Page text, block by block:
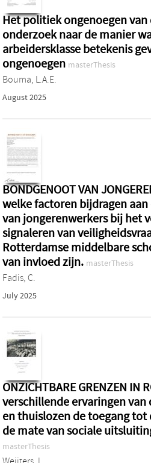
Het politiek ongenoegen van
onderzoek naar de manier
arbeidersklasse betekenis
ongenoegen masterThesis
Bouma, L.A.E.
August 2025
BONDGENOOT VAN
welke factoren bijdragen
van jongerenwerkers bij het
signaleren van
Rotterdamse middelbare
van invloed zijn. masterThesis
Fadis, C.
July 2025
ONZICHTBARE GRENZEN IN
verschillende ervaringen van
en thuislozen de toegang
de mate van sociale
masterThesis